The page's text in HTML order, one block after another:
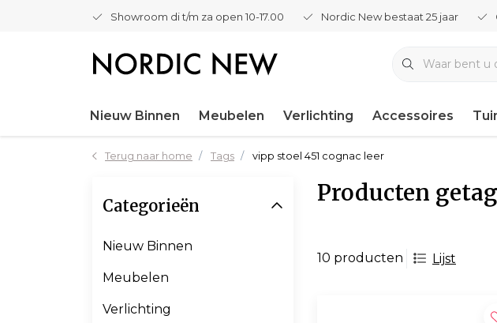
Showroom di t/m za open 10-17.00 Nordic New bestaat 25 jaar
Nieuw Binnen Meubelen Verlichting Accessoires
Terug naar home Tags vipp stoel 451 cognac leer
Producten
10 producten Lijst
Categorieën
Nieuw Binnen
Meubelen
Verlichting